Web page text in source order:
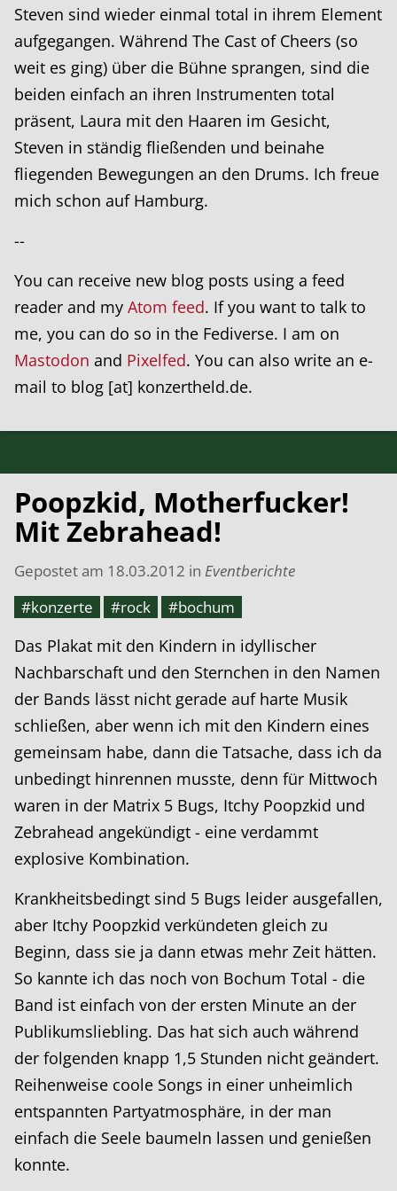
Steven sind wieder einmal total in ihrem Element
aufgegangen. Während The Cast of Cheers (so
weit es ging) über die Bühne sprangen, sind die
beiden einfach an ihren Instrumenten total
präsent, Laura mit den Haaren im Gesicht,
Steven in ständig fließenden und beinahe
fliegenden Bewegungen an den Drums. Ich freue
mich schon auf Hamburg.
--
You can receive new blog posts using a feed
reader and my Atom feed. If you want to talk to
me, you can do so in the Fediverse. I am on
Mastodon and Pixelfed. You can also write an e-
mail to blog [at] konzertheld.de.
Poopzkid, Motherfucker!
Mit Zebrahead!
Gepostet am 18.03.2012 in Eventberichte
#konzerte
#rock
#bochum
Das Plakat mit den Kindern in idyllischer
Nachbarschaft und den Sternchen in den Namen
der Bands lässt nicht gerade auf harte Musik
schließen, aber wenn ich mit den Kindern eines
gemeinsam habe, dann die Tatsache, dass ich da
unbedingt hinrennen musste, denn für Mittwoch
waren in der Matrix 5 Bugs, Itchy Poopzkid und
Zebrahead angekündigt - eine verdammt
explosive Kombination.
Krankheitsbedingt sind 5 Bugs leider ausgefallen,
aber Itchy Poopzkid verkündeten gleich zu
Beginn, dass sie ja dann etwas mehr Zeit hätten.
So kannte ich das noch von Bochum Total - die
Band ist einfach von der ersten Minute an der
Publikumsliebling. Das hat sich auch während
der folgenden knapp 1,5 Stunden nicht geändert.
Reihenweise coole Songs in einer unheimlich
entspannten Partyatmosphäre, in der man
einfach die Seele baumeln lassen und genießen
konnte.